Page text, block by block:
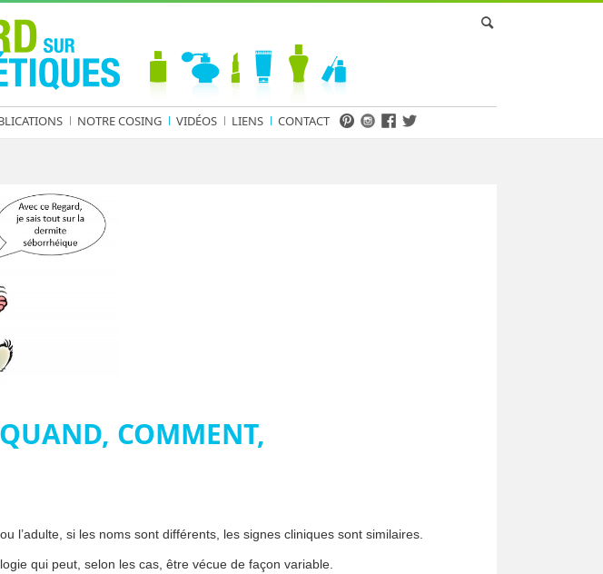
NOTRE COSING VIDÉOS LIENS CONTACT
COMMENT,
l’adulte, si les noms sont différents, les signes cliniques sont similaires.
qui peut, selon les cas, être vécue de façon variable.